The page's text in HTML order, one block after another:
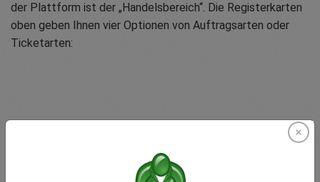
der Plattform ist der „Handelsbereich“. Die Registerkarten
oben geben Ihnen vier Optionen von Auftragsarten oder
Ticketarten:
Unkomplizierter Kauf- oder Verkaufsauftrag, beliebt
bei Day Tradern oder Hoch- frequenzhändlern. Dieses